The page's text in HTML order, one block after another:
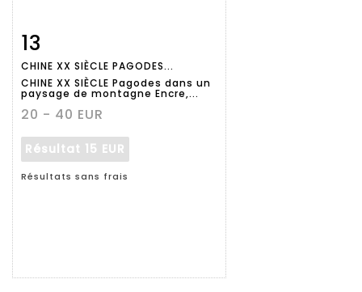
détaillée
13
CHINE XX SIÈCLE PAGODES...
CHINE XX SIÈCLE Pagodes dans un
paysage de montagne Encre,...
20 - 40 EUR
Résultat 15 EUR
Résultats sans frais